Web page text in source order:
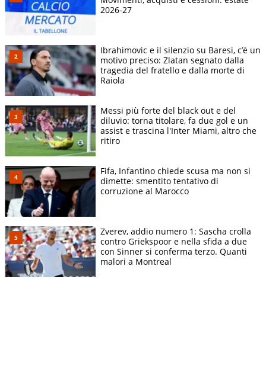
2026-27
Ibrahimovic e il silenzio su Baresi, c’è un
motivo preciso: Zlatan segnato dalla
tragedia del fratello e dalla morte di
Raiola
Messi più forte del black out e del
diluvio: torna titolare, fa due gol e un
assist e trascina l'Inter Miami, altro che
ritiro
Fifa, Infantino chiede scusa ma non si
dimette: smentito tentativo di
corruzione al Marocco
Zverev, addio numero 1: Sascha crolla
contro Griekspoor e nella sfida a due
con Sinner si conferma terzo. Quanti
malori a Montreal